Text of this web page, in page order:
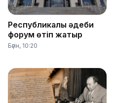
Республикалық әдеби
форум өтіп жатыр
Бүгін, 10:20